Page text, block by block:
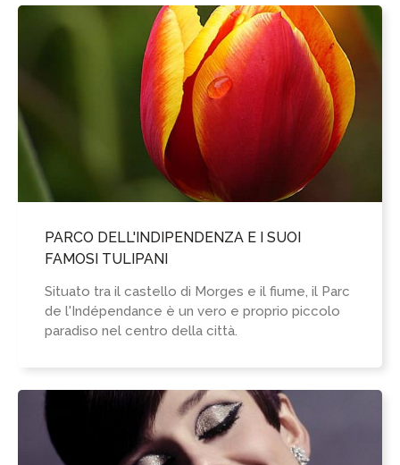
PARCO DELL'INDIPENDENZA E I SUOI
FAMOSI TULIPANI
Situato tra il castello di Morges e il fiume, il Parc
de l'Indépendance è un vero e proprio piccolo
paradiso nel centro della città.